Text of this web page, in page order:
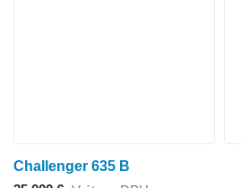
Challenger 635 B